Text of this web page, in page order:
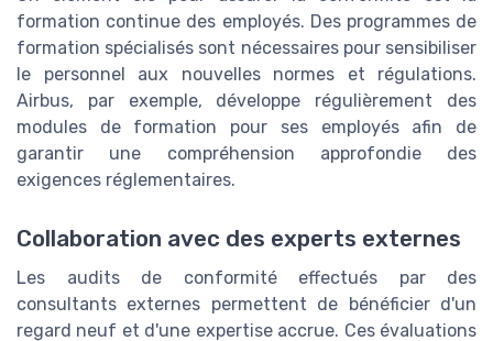
formation continue des employés. Des programmes de
formation spécialisés sont nécessaires pour sensibiliser
le personnel aux nouvelles normes et régulations.
Airbus, par exemple, développe régulièrement des
modules de formation pour ses employés afin de
garantir une compréhension approfondie des
exigences réglementaires.
Collaboration avec des experts externes
Les audits de conformité effectués par des
consultants externes permettent de bénéficier d'un
regard neuf et d'une expertise accrue. Ces évaluations